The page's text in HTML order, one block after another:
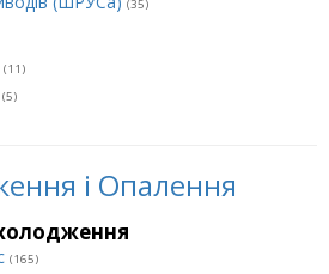
(35)
(11)
(5)
і Опалення
(165)